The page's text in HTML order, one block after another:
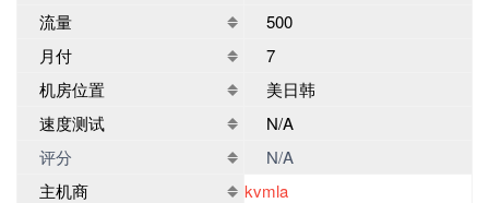
流量
500
月付
7
机房位置
美日韩
速度测试
N/A
评分
N/A
主机商
kvmla